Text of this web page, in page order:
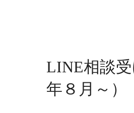
相続の豆知識～基礎編～
相続の豆知識～応用編～
相続財産の調査について
LINE相談
年８月～）